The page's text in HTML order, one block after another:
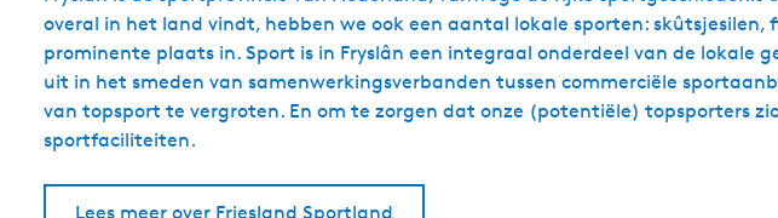
overal in het land vindt, hebben we ook een aantal lokale sporten:
prominente plaats in. Sport is in Fryslân een integraal onderdeel van de lokale
uit in het smeden van samenwerkingsverbanden tussen commerciële
van topsport te vergroten. En om te zorgen dat onze (potentiële) topsporters
sportfaciliteiten.
Lees meer over Friesland Sportland